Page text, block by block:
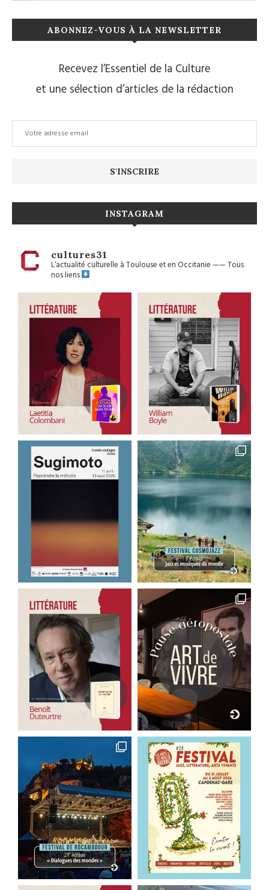
ABONNEZ-VOUS À LA NEWSLETTER
Recevez l’Essentiel de la Culture
et une sélection d’articles de la rédaction
INSTAGRAM
cultures31
L’actualité culturelle à Toulouse et en Occitanie——Tous
nos liens